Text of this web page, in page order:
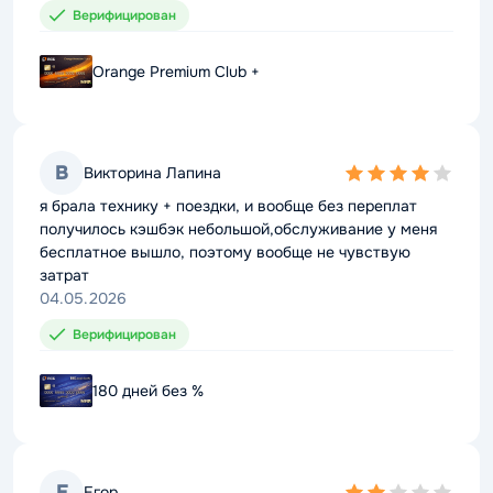
Верифицирован
Orange Premium Club +
В Викторина Лапина
4,0
rating
я брала технику + поездки, и вообще без переплат
получилось кэшбэк небольшой,обслуживание у меня
бесплатное вышло, поэтому вообще не чувствую
затрат
04.05.2026
Верифицирован
180 дней без %
Верифицирован
Orange Premium Club +
В Викторина Лапина
4,0
rating
я брала технику + поездки, и вообще без переплат
получилось кэшбэк небольшой,обслуживание у меня
бесплатное вышло, поэтому вообще не чувствую
затрат
04.05.2026
Верифицирован
180 дней без %